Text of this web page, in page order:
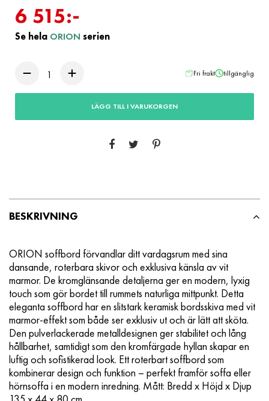
6 515:-
Se hela ORION serien
Fri frakt tillgänglig
LÄGG TILL I VARUKORGEN
BESKRIVNING
ORION soffbord förvandlar ditt vardagsrum med sina
dansande, roterbara skivor och exklusiva känsla av vit
marmor. De kromglänsande detaljerna ger en modern, lyxig
touch som gör bordet till rummets naturliga mittpunkt. Detta
eleganta soffbord har en slitstark keramisk bordsskiva med vit
marmor-effekt som både ser exklusiv ut och är lätt att sköta.
Den pulverlackerade metalldesignen ger stabilitet och lång
hållbarhet, samtidigt som den kromfärgade hyllan skapar en
luftig och sofistikerad look. Ett roterbart soffbord som
kombinerar design och funktion – perfekt framför soffa eller
hörnsoffa i en modern inredning. Mått: Bredd x Höjd x Djup